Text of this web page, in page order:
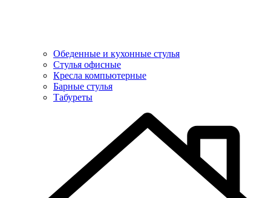
Обеденные и кухонные стулья
Стулья офисные
Кресла компьютерные
Барные стулья
Табуреты